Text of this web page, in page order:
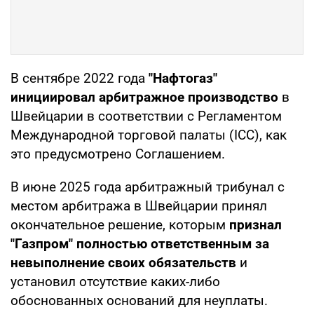
В сентябре 2022 года "Нафтогаз"
инициировал арбитражное производство в
Швейцарии в соответствии с Регламентом
Международной торговой палаты (ICC), как
это предусмотрено Соглашением.
В июне 2025 года арбитражный трибунал с
местом арбитража в Швейцарии принял
окончательное решение, которым признал
"Газпром" полностью ответственным за
невыполнение своих обязательств и
установил отсутствие каких-либо
обоснованных оснований для неуплаты.